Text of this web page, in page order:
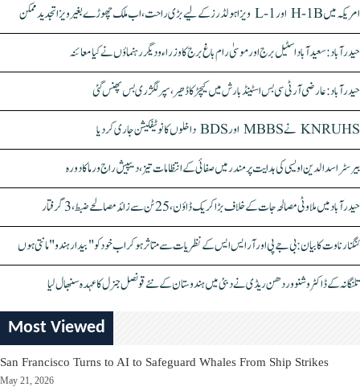
امریکہ میں H-1B اور L-1 ویزا ہولڈرز کے لیے بڑی راحت، اب ملک چھوڑے بغیر ویزا تجدید ممکن
حیدرآباد: سعیدآباد اسٹیل برج اور موسیٰ رام باغ برج کا وزراء و دیگر رہنماؤں نے کیا معائنہ
حیدرآباد: عارضی آر ٹی سی بس اسٹینڈ بارش میں کیچڑ کا ڈھیر، سپر لگژری بس پھنس گئی
KNRUHS نے MBBS اور BDS داخلوں کا نوٹیفکیشن جاری کر دیا
بیرسٹر اسدالدین اویسی کی ہدایت پر مندر میں صفائی کے انتظامات تیز، دیپیش راج ورما کا دورہ
حیدرآباد میں ملاوٹی مصالحہ جات کے خلاف بڑا کریک ڈاؤن، 25 ٹن سے زائد مصالحے ضبط، 3 گرفتار
کنگنا رناوت کا بیان: بی جے پی اور آر ایس ایس کے نظریات سے متاثر ہو کر اب خود کو "بیدار ہندو" مانتی ہوں
تلنگانہ کے ڈاکٹر وشنو وردھن ریڈی نے دبئی میں ہندوستان کے نئے قونصل جنرل کا عہدہ سنبھال لیا
Most Viewed
San Francisco Turns to AI to Safeguard Whales From Ship Strikes
May 21, 2026